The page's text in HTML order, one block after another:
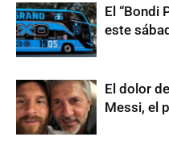
El “Bondi
este
El dolor
Messi, el